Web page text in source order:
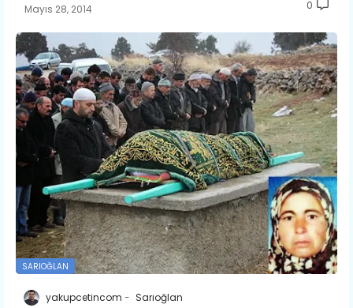
Mayıs 28, 2014 0
SARIOĞLAN
yakupcetincom Sarıoğlan